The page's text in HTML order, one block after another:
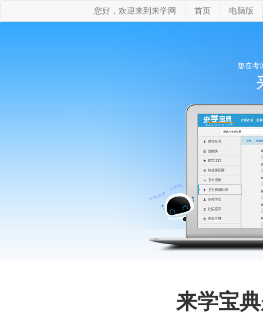
您好，欢迎来到来学网 首页 电脑版
来学宝